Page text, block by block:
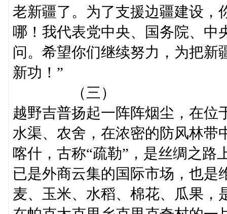
老新疆了。为了支援边疆建设，
哪！我代表党中央、国务院、中
问。希望你们继续努力，为把新
新功！”
（三）
越野吉普扬起一阵阵烟尘，在位
水渠、农舍，在浓密的防风林带
喀什，古称“疏勒”，是丝绸之路
已是外商云集的国际市场，也是
麦、玉米、水稻、棉花、瓜果，